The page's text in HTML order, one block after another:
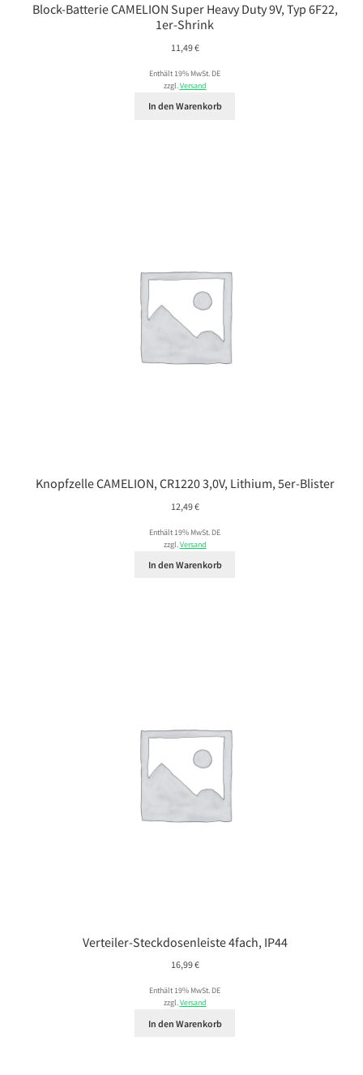
Block-Batterie CAMELION Super Heavy Duty 9V, Typ 6F22,
1er-Shrink
11,49€
Enthält 19% MwSt. DE
zzgl.Versand
In den Warenkorb
Knopfzelle CAMELION, CR1220 3,0V, Lithium, 5er-Blister
12,49€
Enthält 19% MwSt. DE
zzgl.Versand
In den Warenkorb
Verteiler-Steckdosenleiste 4fach, IP44
16,99€
Enthält 19% MwSt. DE
zzgl.Versand
In den Warenkorb